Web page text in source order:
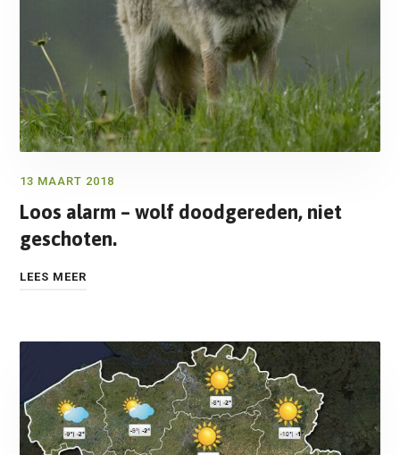
13 MAART 2018
Loos alarm – wolf doodgereden, niet
geschoten.
LEES MEER